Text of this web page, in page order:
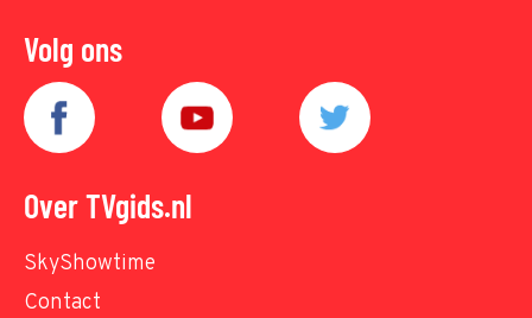
Volg ons
Over TVgids.nl
SkyShowtime
Contact